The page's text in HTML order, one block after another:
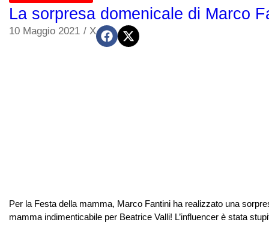
La sorpresa domenicale di Marco
10 Maggio 2021 / X
Per la Festa della mamma, Marco Fantini ha realizzato una
mamma indimenticabile per Beatrice Valli! L’influencer è stata